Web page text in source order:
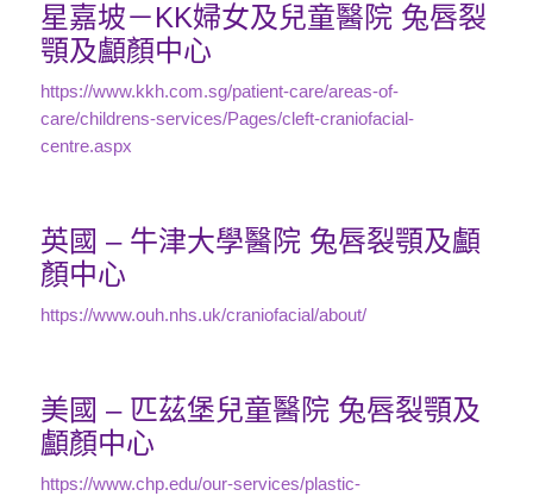
星嘉坡－KK婦女及兒童醫院 兔唇裂
顎及顱顏中心
https://www.kkh.com.sg/patient-care/areas-of-
care/childrens-services/Pages/cleft-craniofacial-
centre.aspx
英國 – 牛津大學醫院 兔唇裂顎及顱
顏中心
https://www.ouh.nhs.uk/craniofacial/about/
美國 – 匹茲堡兒童醫院 兔唇裂顎及
顱顏中心
https://www.chp.edu/our-services/plastic-